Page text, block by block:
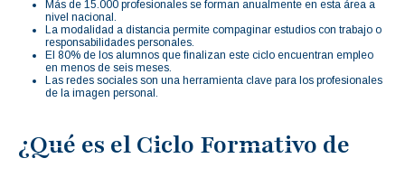
Más de 15.000 profesionales se forman anualmente en esta área a
nivel nacional.
La modalidad a distancia permite compaginar estudios con trabajo o
responsabilidades personales.
El 80% de los alumnos que finalizan este ciclo encuentran empleo
en menos de seis meses.
Las redes sociales son una herramienta clave para los profesionales
de la imagen personal.
¿Qué es el Ciclo Formativo de